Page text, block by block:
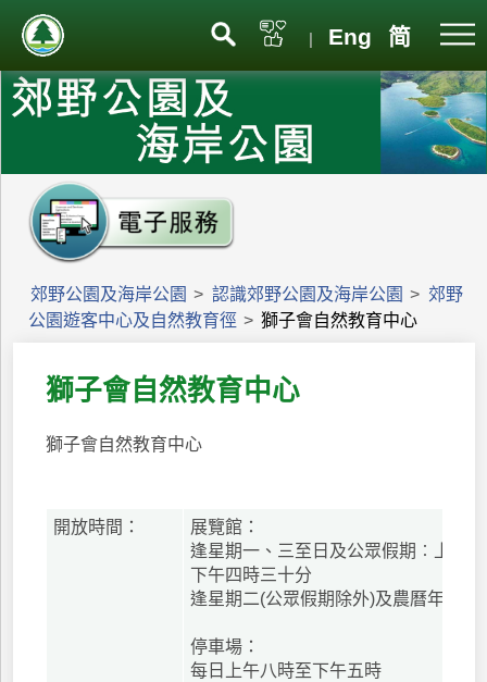
| Eng 简
郊野公園及海岸公園 > 認識郊野公園及海岸公園 > 郊野
公園遊客中心及自然教育徑 > 獅子會自然教育中心
獅子會自然教育中心
獅子會自然教育中心
開放時間：
展覽館：
逢星期一、三至日及公眾假期︰上午
下午四時三十分
逢星期二(公眾假期除外)及農曆年初一
停車場：
每日上午八時至下午五時